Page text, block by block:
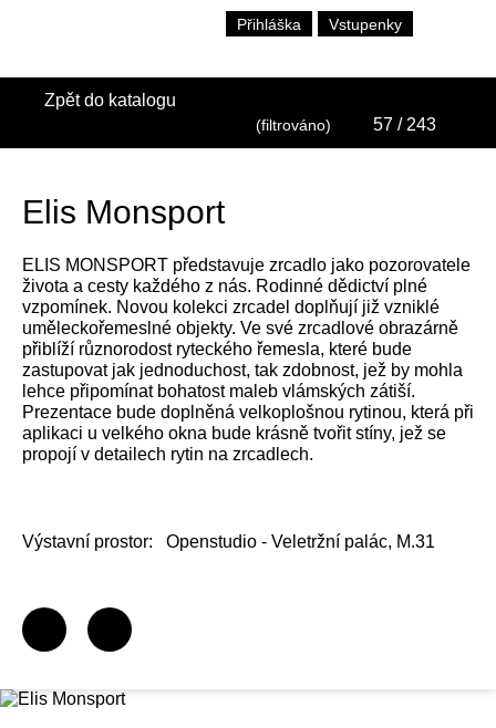
Přihláška Vstupenky
Zpět do katalogu
(filtrováno) 57 / 243
Elis Monsport
ELIS MONSPORT představuje zrcadlo jako pozorovatele
života a cesty každého z nás. Rodinné dědictví plné
vzpomínek. Novou kolekci zrcadel doplňují již vzniklé
uměleckořemeslné objekty. Ve své zrcadlové obrazárně
přiblíží různorodost ryteckého řemesla, které bude
zastupovat jak jednoduchost, tak zdobnost, jež by mohla
lehce připomínat bohatost maleb vlámských zátiší.
Prezentace bude doplněná velkoplošnou rytinou, která při
aplikaci u velkého okna bude krásně tvořit stíny, jež se
propojí v detailech rytin na zrcadlech.
Výstavní prostor: Openstudio - Veletržní palác, M.31